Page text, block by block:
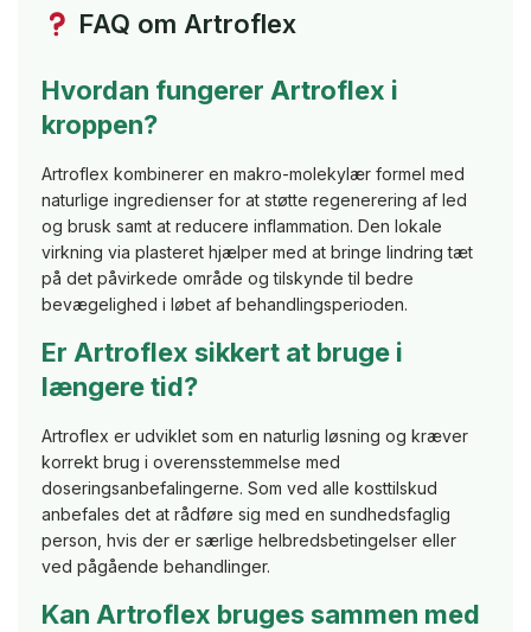
FAQ om Artroflex
Hvordan fungerer Artroflex i
kroppen?
Artroflex kombinerer en makro-molekylær formel med
naturlige ingredienser for at støtte regenerering af led
og brusk samt at reducere inflammation. Den lokale
virkning via plasteret hjælper med at bringe lindring tæt
på det påvirkede område og tilskynde til bedre
bevægelighed i løbet af behandlingsperioden.
Er Artroflex sikkert at bruge i
længere tid?
Artroflex er udviklet som en naturlig løsning og kræver
korrekt brug i overensstemmelse med
doseringsanbefalingerne. Som ved alle kosttilskud
anbefales det at rådføre sig med en sundhedsfaglig
person, hvis der er særlige helbredsbetingelser eller
ved pågående behandlinger.
Kan Artroflex bruges sammen med